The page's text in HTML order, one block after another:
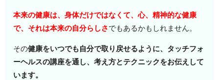
本来の健康は、身体だけではなくて、心、精神的な健康
で、それは本来の自分らしさでもあるかもしれません。
その健康をいつでも自分で取り戻せるように、タッチフォ
ーヘルスの講座を通し、考え方とテクニックをお伝えして
います。